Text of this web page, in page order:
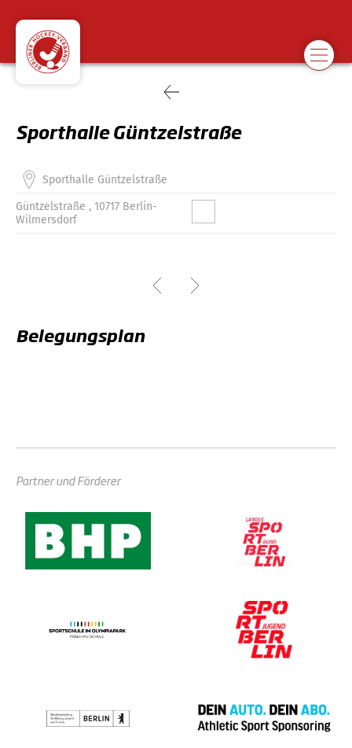
Sporthalle Güntzelstraße
Sporthalle Güntzelstraße
Güntzelstraße , 10717 Berlin-
Wilmersdorf
Belegungsplan
Partner und Förderer